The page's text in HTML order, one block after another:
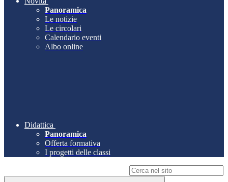
Panoramica
Le notizie
Le circolari
Calendario eventi
Albo online
Didattica
Panoramica
Offerta formativa
I progetti delle classi